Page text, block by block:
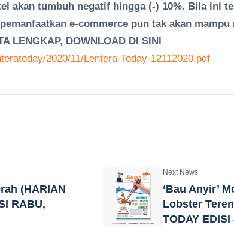
akan tumbuh negatif hingga (-) 10%. Bila ini
e-commerce pun tak akan
LENGKAP, DOWNLOAD DI SINI
2020/11/Lentera-Today-12112020.pdf
(HARIAN
RABU,
Next News
‘Bau Anyir’
Lobster
TODAY EDISI